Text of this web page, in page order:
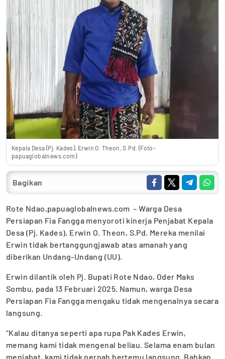
Kepala Desa (Pj. Kades), Erwin O. Theon, S.Pd. (Foto-
papuaglobalnews.com)
Bagikan
Rote Ndao,papuaglobalnews.com – Warga Desa
Persiapan Fia Fangga menyoroti kinerja Penjabat Kepala
Desa (Pj. Kades), Erwin O. Theon, S.Pd. Mereka menilai
Erwin tidak bertanggungjawab atas amanah yang
diberikan Undang-Undang (UU).
Erwin dilantik oleh Pj. Bupati Rote Ndao, Oder Maks
Sombu, pada 13 Februari 2025. Namun, warga Desa
Persiapan Fia Fangga mengaku tidak mengenalnya secara
langsung.
“Kalau ditanya seperti apa rupa Pak Kades Erwin,
memang kami tidak mengenal beliau. Selama enam bulan
menjabat, kami tidak pernah bertemu langsung. Bahkan